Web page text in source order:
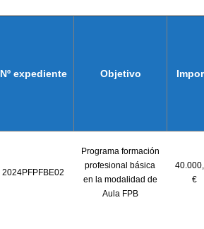
Nº expediente Objetivo
2024PFPFBE02
Programa formación
profesional básica
en la modalidad de
Aula FPB
€